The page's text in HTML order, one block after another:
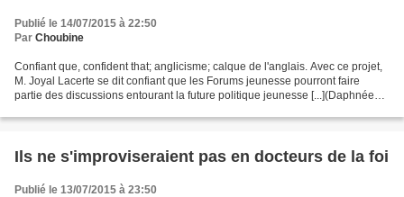
Publié le 14/07/2015 à 22:50
Par Choubine
Confiant que, confident that; anglicisme; calque de l'anglais. Avec ce projet,
M. Joyal Lacerte se dit confiant que les Forums jeunesse pourront faire
partie des discussions entourant la future politique jeunesse [...](Daphnée
Ils ne s'improviseraient pas en docteurs de la foi
Publié le 13/07/2015 à 23:50